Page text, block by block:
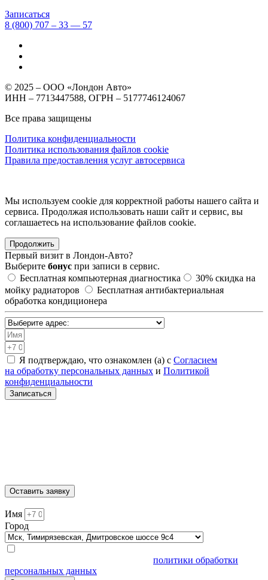
Записаться
8 (800) 707 – 33 — 57
© 2025 – ООО «Лондон Авто»
ИНН – 7713447588, ОГРН – 5177746124067
Все права защищены
Политика конфиденциальности
Политика использования файлов cookie
Правила предоставления услуг автосервиса
Мы используем cookie для корректной работы нашего сайта и
сервиса. Продолжая использовать наши сайт и сервис, вы
соглашаетесь на использование файлов сookie.
Продолжить
Первый визит в Лондон-Авто?
Выберите бонус при записи в сервис.
Бесплатная компьютерная диагностика
30% скидка на
мойку радиаторов
Бесплатная антибактериальная
обработка кондиционера
Я подтверждаю, что ознакомлен (а) с Согласием
на обработку персональных данных и Политикой
конфиденциальности
Записаться
Оставить заявку
Имя
Город
политики обработки
персональных данных